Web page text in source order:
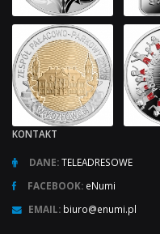
KONTAKT
DANE:TELEADRESOWE
FACEBOOK: eNumi
EMAIL: biuro@enumi.pl